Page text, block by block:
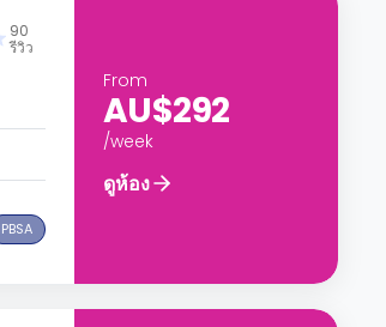
90
รีวิว
PBSA
From
AU$292
/week
ดูห้อง